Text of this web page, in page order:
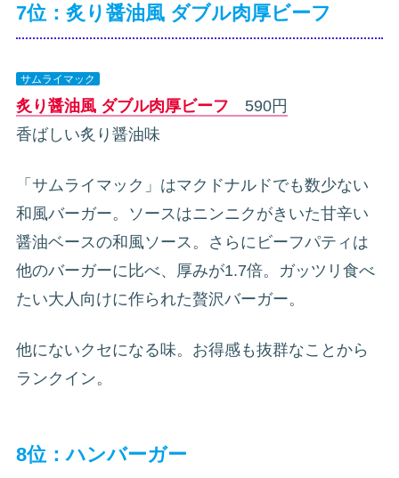
7位：炙り醤油風 ダブル肉厚ビーフ
サムライマック
炙り醤油風 ダブル肉厚ビーフ 590円
香ばしい炙り醤油味
「サムライマック」はマクドナルドでも数少ない
和風バーガー。ソースはニンニクがきいた甘辛い
醤油ベースの和風ソース。さらにビーフパティは
他のバーガーに比べ、厚みが1.7倍。ガッツリ食べ
たい大人向けに作られた贅沢バーガー。
他にないクセになる味。お得感も抜群なことから
ランクイン。
8位：ハンバーガー